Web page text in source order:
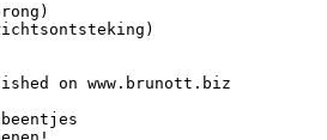
on www.brunott.biz